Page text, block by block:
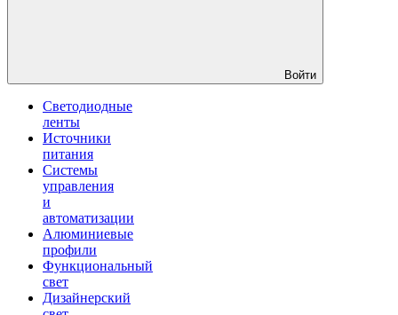
Войти
Светодиодные
ленты
Источники
питания
Системы
управления
и
автоматизации
Алюминиевые
профили
Функциональный
свет
Дизайнерский